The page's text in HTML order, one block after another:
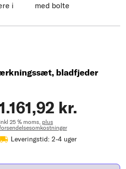
i
med bolte
bladfjeder
1.161,92 kr.
inkl 25 % moms, plus
Leveringstid: 2-4 uger